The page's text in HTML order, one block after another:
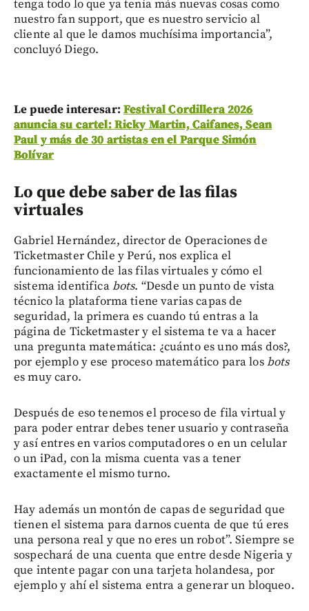
tenga todo lo que ya tenía más nuevas cosas como
nuestro fan support, que es nuestro servicio al
cliente al que le damos muchísima importancia”,
concluyó Diego.
Le puede interesar: Festival Cordillera 2026
anuncia su cartel: Ricky Martin, Caifanes, Sean
Paul y más de 30 artistas en el Parque Simón
Bolívar
Lo que debe saber de las filas
virtuales
Gabriel Hernández, director de Operaciones de
Ticketmaster Chile y Perú, nos explica el
funcionamiento de las filas virtuales y cómo el
sistema identificabots. “Desde un punto de vista
técnico la plataforma tiene varias capas de
seguridad, la primera es cuando tú entras a la
página de Ticketmaster y el sistema te va a hacer
una pregunta matemática: ¿cuánto es uno más dos?,
por ejemplo y ese proceso matemático para losbots
es muy caro.
Después de eso tenemos el proceso de fila virtual y
para poder entrar debes tener usuario y contraseña
y así entres en varios computadores o en un celular
o un iPad, con la misma cuenta vas a tener
exactamente el mismo turno.
Hay además un montón de capas de seguridad que
tienen el sistema para darnos cuenta de que tú eres
una persona real y que no eres un robot”. Siempre se
sospechará de una cuenta que entre desde Nigeria y
que intente pagar con una tarjeta holandesa, por
ejemplo y ahí el sistema entra a generar un bloqueo.